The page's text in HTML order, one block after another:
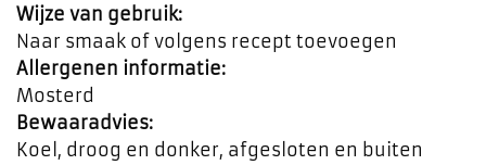
Wijze van gebruik:
Naar smaak of volgens recept toevoegen
Allergenen informatie:
Mosterd
Bewaaradvies:
Koel, droog en donker, afgesloten en buiten